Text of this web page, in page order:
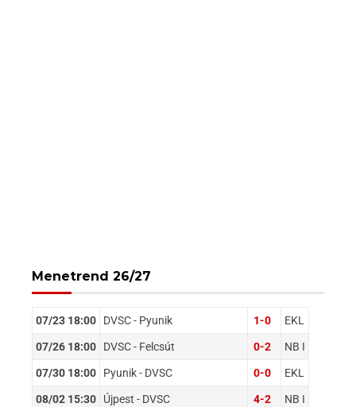
Menetrend 26/27
07/23 18:00 DVSC - Pyunik 1-0 EKL
07/26 18:00 DVSC - Felcsút 0-2 NB I
07/30 18:00 Pyunik - DVSC 0-0 EKL
08/02 15:30 Újpest - DVSC 4-2 NB I